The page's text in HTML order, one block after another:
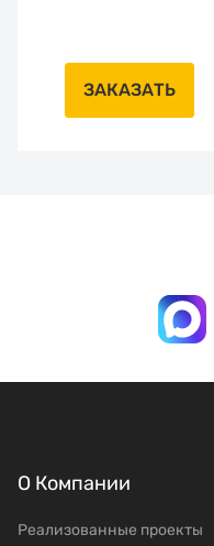
ЗАКАЗАТЬ
О Компании
Реализованные проекты